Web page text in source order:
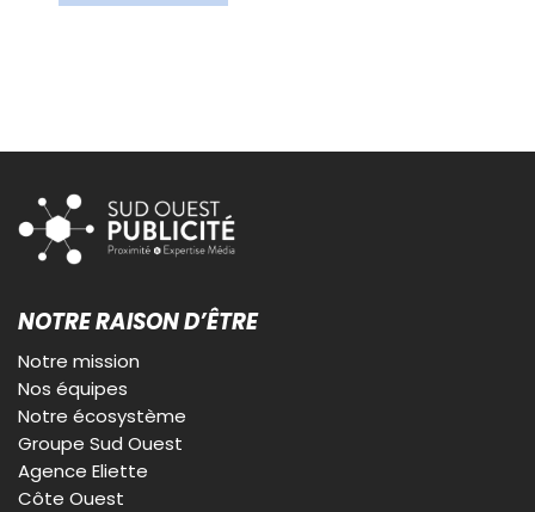
NOTRE RAISON D’ÊTRE
Notre mission
Nos équipes
Notre écosystème
Groupe Sud Ouest
Agence Eliette
Côte Ouest